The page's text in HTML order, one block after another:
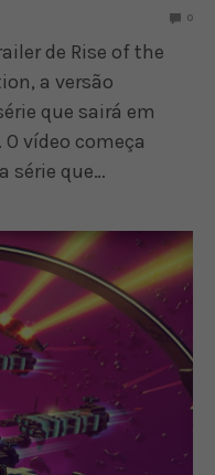
0
de Rise of the
a versão
que sairá em
vídeo começa
série que…